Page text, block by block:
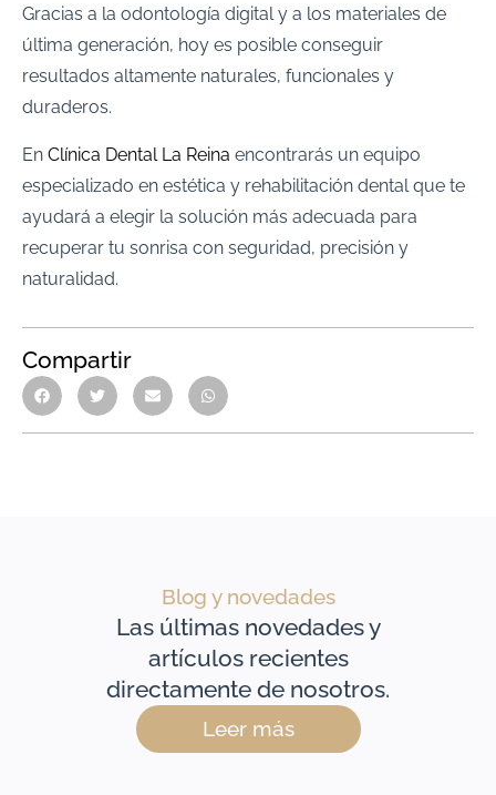
Gracias a la odontología digital y a los materiales de
última generación, hoy es posible conseguir
resultados altamente naturales, funcionales y
duraderos.
En Clínica Dental La Reina encontrarás un equipo
especializado en estética y rehabilitación dental que te
ayudará a elegir la solución más adecuada para
recuperar tu sonrisa con seguridad, precisión y
naturalidad.
Compartir
Blog y novedades
Las últimas novedades y
artículos recientes
directamente de nosotros.
Leer más